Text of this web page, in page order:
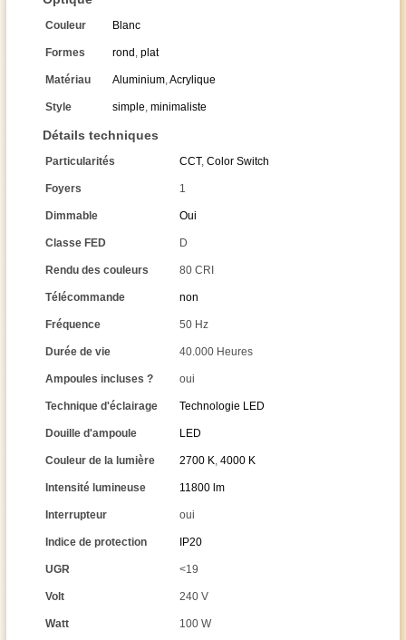
Couleur Blanc
Formes rond , plat
Matériau Aluminium,Acrylique
Style simple, minimaliste
Détails techniques
Particularités CCT, Color Switch
Foyers 1
Dimmable Oui
Classe FED D
Rendu des couleurs 80 CRI
Télécommande non
Fréquence 50 Hz
Durée de vie 40.000 Heures
Ampoules incluses ? oui
Technique d'éclairage Technologie LED
Douille d'ampoule LED
Couleur de la lumière 2700 K, 4000 K
Intensité lumineuse 11800 lm
Interrupteur oui
Indice de protection IP20
UGR <19
Volt 240 V
Watt 100 W